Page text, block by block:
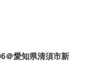
＠愛知県清須市新